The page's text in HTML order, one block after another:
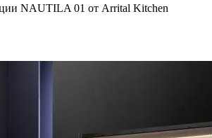
NAUTILA 01 от Arrital Kitchen